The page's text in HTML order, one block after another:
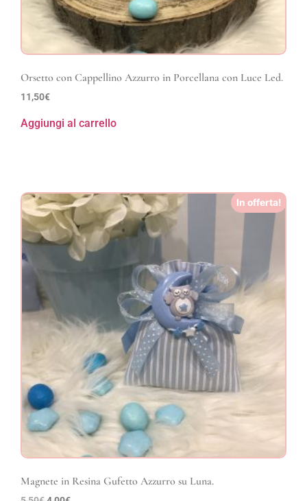
Orsetto con Cappellino Azzurro in Porcellana con Luce Led.
11,50€
Aggiungi al carrello
In offerta!
Magnete in Resina Gufetto Azzurro su Luna.